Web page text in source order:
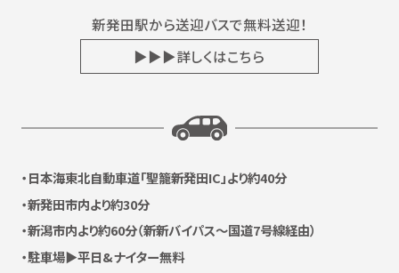
新発田駅から送迎バスで無料送迎！
▶▶▶詳しくはこちら
日本海東北自動車道「聖籠新発田IC」より約40分
新発田市内より約30分
新潟市内より約60分（新新バイパス〜国道7号線経由）
駐車場▶平日&ナイター無料